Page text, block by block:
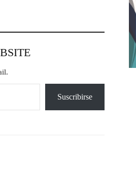
Suscribirse